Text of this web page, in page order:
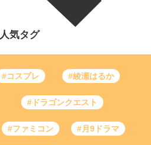
人気タグ
#コスプレ #綾瀬はるか
#ドラゴンクエスト
#ファミコン #月9ドラマ